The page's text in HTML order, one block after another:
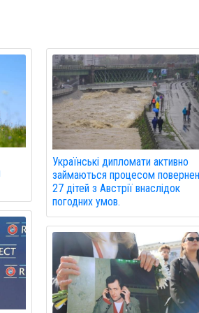
Українські дипломати активно
займаються процесом
27 дітей з Австрії внаслідок
погодних умов.